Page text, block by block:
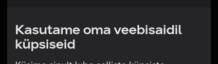
Kasutame oma veebisaidil
küpsiseid